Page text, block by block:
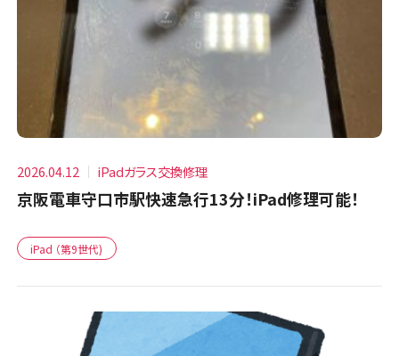
2026.04.12 iPadガラス交換修理
京阪電車守口市駅快速急行13分！iPad修理可能！
iPad （第9世代)